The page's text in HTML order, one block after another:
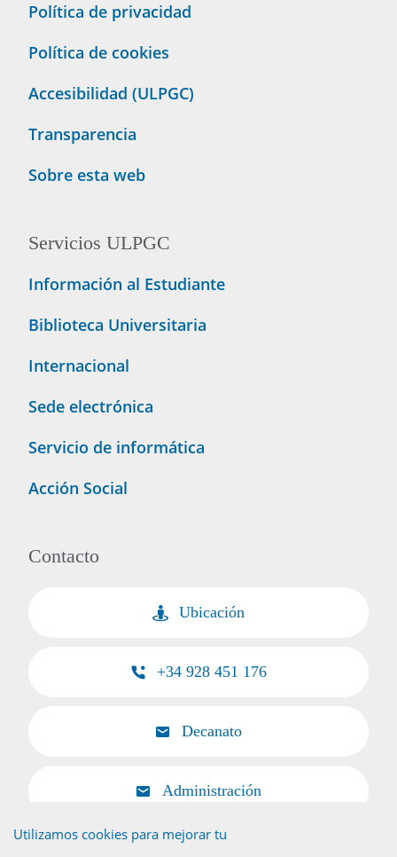
Política de privacidad
Política de cookies
Accesibilidad (ULPGC)
Transparencia
Sobre esta web
Servicios ULPGC
Información al Estudiante
Biblioteca Universitaria
Internacional
Sede electrónica
Servicio de informática
Acción Social
Contacto
Ubicación
+34 928 451 176
Decanato
Administración
Utilizamos cookies para mejorar tu